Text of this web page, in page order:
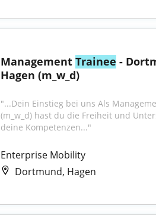
Management Trainee -
Hagen (m_w_d)
"...Dein Einstieg bei uns Als
(m_w_d) hast du die Freiheit und
deine Kompetenzen..."
Enterprise Mobility
Dortmund, Hagen